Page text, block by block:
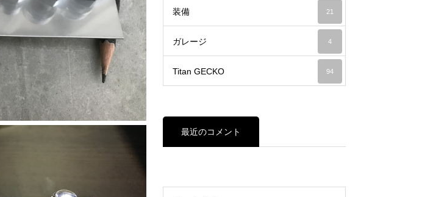
装備 21
ガレージ 4
Titan GECKO 94
最近のコメント